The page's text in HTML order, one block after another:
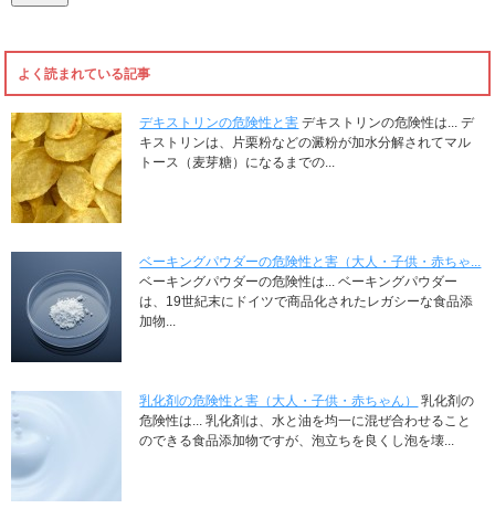
よく読まれている記事
デキストリンの危険性と害 デキストリンの危険性は... デ
キストリンは、片栗粉などの澱粉が加水分解されてマル
トース（麦芽糖）になるまでの...
ベーキングパウダーの危険性と害（大人・子供・赤ちゃ...
ベーキングパウダーの危険性は... ベーキングパウダー
は、19世紀末にドイツで商品化されたレガシーな食品添
加物...
乳化剤の危険性と害（大人・子供・赤ちゃん）
乳化剤の
危険性は... 乳化剤は、水と油を均一に混ぜ合わせること
のできる食品添加物ですが、泡立ちを良くし泡を壊...